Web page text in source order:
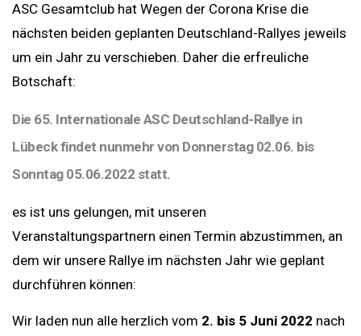
ASC Gesamtclub hat Wegen der Corona Krise die
nächsten beiden geplanten Deutschland-Rallyes jeweils
um ein Jahr zu verschieben. Daher die erfreuliche
Botschaft:
Die 65. Internationale ASC Deutschland-Rallye in
Lübeck findet nunmehr von Donnerstag 02.06. bis
Sonntag 05.06.2022 statt.
es ist uns gelungen, mit unseren
Veranstaltungspartnern einen Termin abzustimmen, an
dem wir unsere Rallye im nächsten Jahr wie geplant
durchführen können:
Wir laden nun alle herzlich vom 2. bis 5 Juni 2022 nach